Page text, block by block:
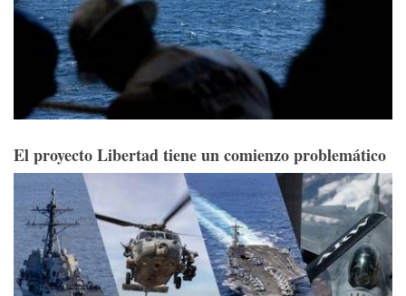
El proyecto Libertad tiene un comienzo problemático